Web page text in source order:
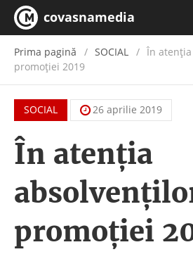
covasnamedia
Prima pagină SOCIAL
În
promoţiei 2019
SOCIAL 26 aprilie 2019
În atenţia
promoţiei